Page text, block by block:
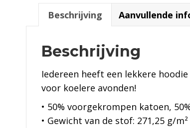
Beschrijving Aanvullende
Beschrijving
Iedereen heeft een lekkere
voor koelere avonden!
• 50% voorgekrompen katoen,
• Gewicht van de stof: 271,25 g/m²